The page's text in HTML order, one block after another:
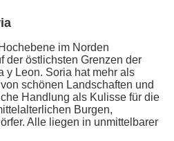
im Norden
der östlichsten Grenzen der
y Leon. Soria hat mehr als
schönen Landschaften und
Handlung als Kulisse für die
Burgen,
Alle liegen in unmittelbarer